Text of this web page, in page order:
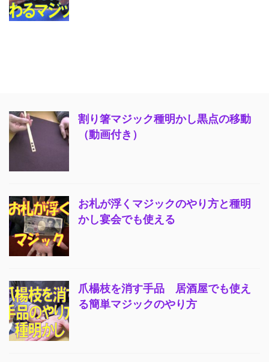
割り箸マジック種明かし黒点の移動
（動画付き）
お札が浮くマジックのやり方と種明
かし宴会でも使える
爪楊枝を消す手品 居酒屋でも使え
る簡単マジックのやり方